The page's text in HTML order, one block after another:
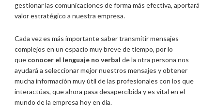
gestionar las comunicaciones de forma más efectiva, aportará
valor estratégico a nuestra empresa.
Cada vez es más importante saber transmitir mensajes
complejos en un espacio muy breve de tiempo, por lo
que conocer el lenguaje no verbal de la otra persona nos
ayudará a seleccionar mejor nuestros mensajes y obtener
mucha información muy útil de las profesionales con los que
interactúas, que ahora pasa desapercibida y es vital en el
mundo de la empresa hoy en día.